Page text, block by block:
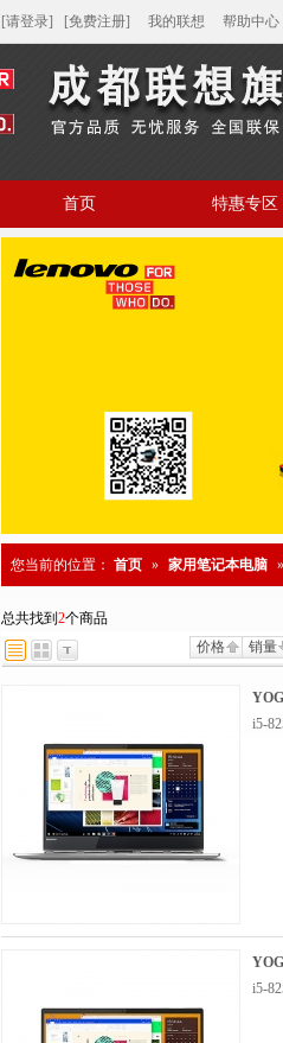
[请登录] [免费注册] 我的联想 帮助中心
首页 特惠专区
您当前的位置： 首页 » 家用笔记本电脑 »
总共找到 2个商品
价格
销量
i5-
i5-